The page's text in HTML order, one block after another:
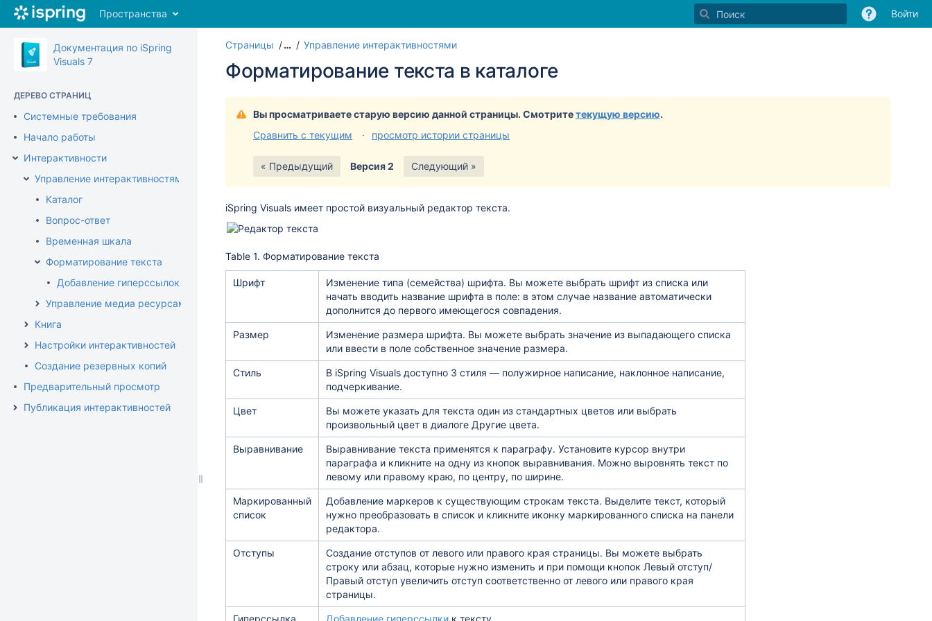
Перейти
содержимому
assistive.skiplink.to.breadcrumbs
assistive.skiplink.to.quick.search
Пространства Войти
Документация по iSpring
Visuals 7
ДЕРЕВО СТРАНИЦ
Системные требования
Начало работы
Интерактивности
Управление интерактивностями
Каталог
Вопрос-ответ
Временная шкала
Форматирование текста
Добавление гиперссылок
Управление медиа ресурсами
Книга
Настройки интерактивностей
Создание резервных копий
Предварительный просмотр
Публикация интерактивностей
Страницы … Управление интерактивностями
концу
баннера
началу
баннера
Форматирование текста в каталоге
Вы просматриваете старую версию данной страницы. Смотритетекущую версию.
Сравнить с текущим
просмотр истории страницы
« Предыдущий Версия 2 Следующий »
iSpring Visuals имеет простой визуальный редактор текста.
Table 1. Форматирование текста
Шрифт
Изменение типа (семейства) шрифта. Вы можете выбрать шрифт из списка или
начать вводить название шрифта в поле: в этом случае название автоматически
дополнится до первого имеющегося совпадения.
Размер
Изменение размера шрифта. Вы можете выбрать значение из выпадающего списка
или ввести в поле собственное значение размера.
Стиль
В iSpring Visuals доступно 3 стиля — полужирное написание, наклонное написание,
подчеркивание.
Цвет
Вы можете указать для текста один из стандартных цветов или выбрать
произвольный цвет в диалоге Другие цвета.
Выравнивание
Выравнивание текста применятся к параграфу. Установите курсор внутри
параграфа и кликните на одну из кнопок выравнивания. Можно выровнять текст по
левому или правому краю, по центру, по ширине.
Маркированный
список
Добавление маркеров к существующим строкам текста. Выделите текст, который
нужно преобразовать в список и кликните иконку маркированного списка на панели
редактора.
Отступы
Создание отступов от левого или правого края страницы. Вы можете выбрать
строку или абзац, которые нужно изменить и при помощи кнопок Левый отступ/
Правый отступ увеличить отступ соответственно от левого или правого края
страницы.
Гиперссылка Добавление гиперссылки к тексту.